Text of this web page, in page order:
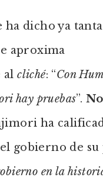
ha dicho ya
aproxima
alcliché: “Con
hay pruebas”.
ha
gobierno de su
en la